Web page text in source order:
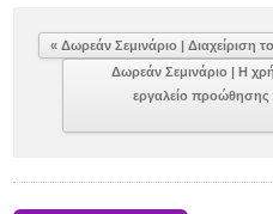
« Δωρεάν Σεμινάριο | Διαχείριση
Δωρεάν Σεμινάριο | Η
εργαλείο προώθησης